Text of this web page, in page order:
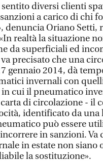
diversi clienti
a carico di chi
denuncia Oriano Setti,
realtà la situazione
da superficiali ed
precisato che una
gennaio 2014, dà
invernali con
in cui il pneumatico
di circolazione - il
identificato da una
può essere
in sanzioni. Va
in estate non siano
la sostituzione».